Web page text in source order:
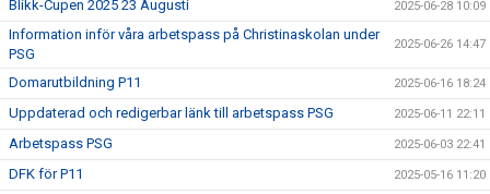
Blikk-Cupen 2025 23 Augusti 2025-06-28 10:09
Information inför våra arbetspass på Christinaskolan under
PSG
2025-06-26 14:47
Domarutbildning P11 2025-06-16 18:24
Uppdaterad och redigerbar länk till arbetspass PSG 2025-06-11 22:11
Arbetspass PSG 2025-06-03 22:41
DFK för P11 2025-05-16 11:20